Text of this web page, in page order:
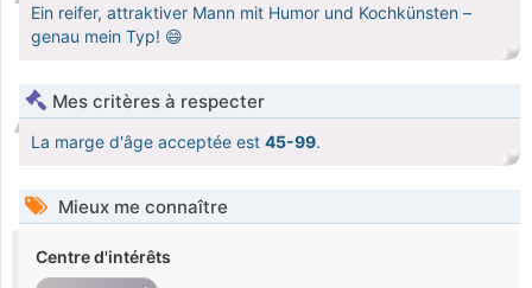
Ein reifer, attraktiver Mann mit Humor und Kochkünsten –
genau mein Typ! 😄
Mes critères à respecter
La marge d'âge acceptée est 45-99.
Mieux me connaître
Centre d'intérêts